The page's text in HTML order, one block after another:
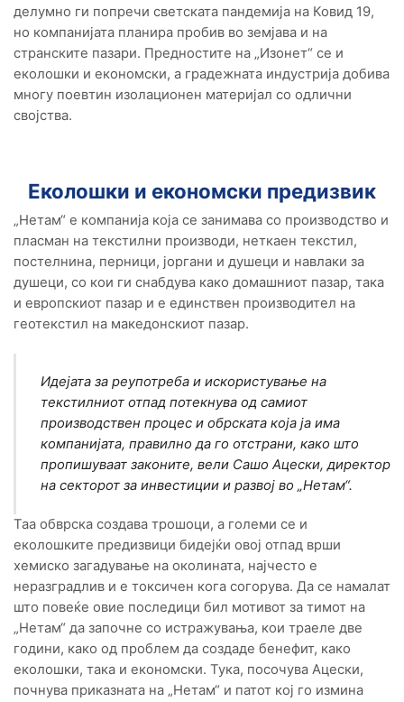
делумно ги попречи светската пандемија на Ковид 19,
но компанијата планира пробив во земјава и на
странските пазари. Предностите на „Изонет“ се и
еколошки и економски, а градежната индустрија добива
многу поевтин изолационен материјал со одлични
својства.
Еколошки и економски предизвик
„Нетам“ е компанија која се занимава со производство и
пласман на текстилни производи, неткаен текстил,
постелнина, перници, јоргани и душеци и навлаки за
душеци, со кои ги снабдува како домашниот пазар, така
и европскиот пазар и е единствен производител на
геотекстил на македонскиот пазар.
Идејата за реупотреба и искористување на
текстилниот отпад потекнува од самиот
производствен процес и обрската која ја има
компанијата, правилно да го отстрани, како што
пропишуваат законите, вели Сашо Ацески, директор
на секторот за инвестиции и развој во „Нетам“.
Таа обврска создава трошоци, а големи се и
еколошките предизвици бидејќи овој отпад врши
хемиско загадување на околината, најчесто е
неразградлив и e токсичен кога согорува. Да се намалат
што повеќе овие последици бил мотивот за тимот на
„Нетам“ да започне со истражувања, кои траеле две
години, како од проблем да создаде бенефит, како
еколошки, така и економски. Тука, посочува Ацески,
почнува приказната на „Нетам“ и патот кој го измина